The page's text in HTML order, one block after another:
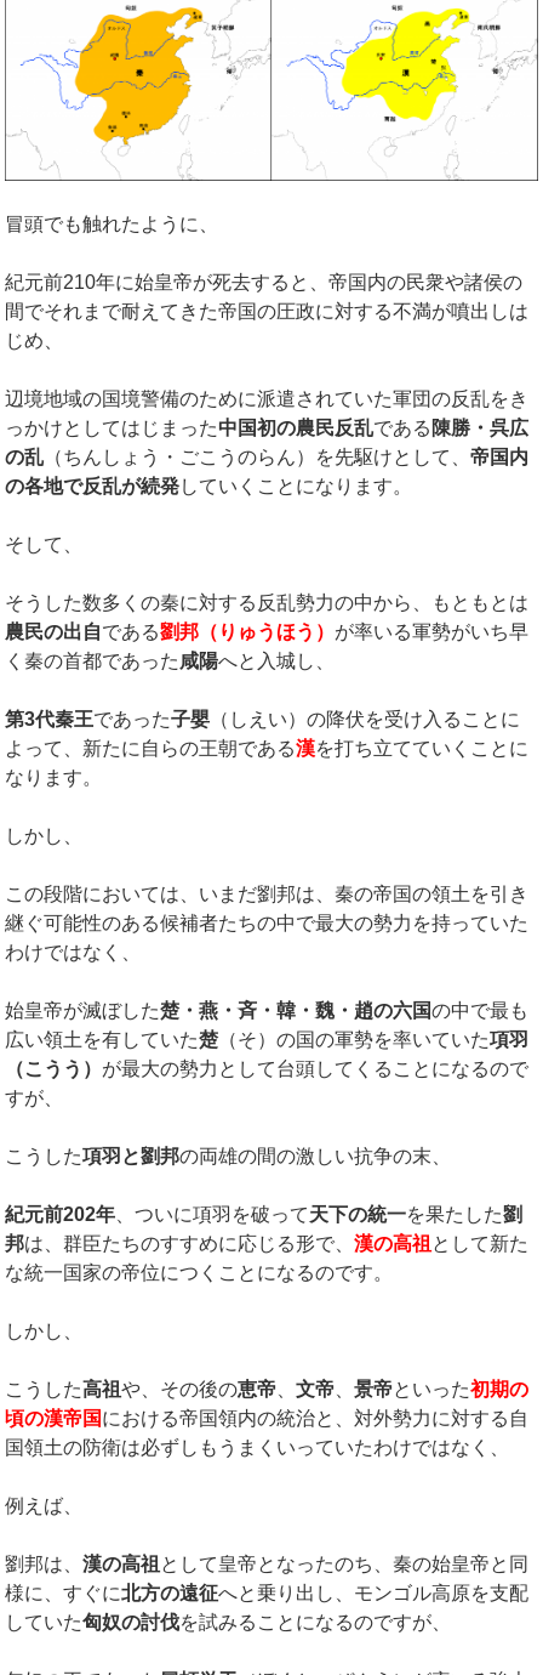
冒頭でも触れたように、
紀元前210年に始皇帝が死去すると、帝国内の民衆や諸侯の
間でそれまで耐えてきた帝国の圧政に対する不満が噴出しは
じめ、
辺境地域の国境警備のために派遣されていた軍団の反乱をき
っかけとしてはじまった中国初の農民反乱である 陳勝・呉広
の乱 （ちんしょう・ごこうのらん）を先駆けとして、帝国内
の各地で反乱が続発していくことになります。
そして、
そうした数多くの秦に対する反乱勢力の中から、もともとは
農民の出自である劉邦（りゅうほう） が率いる軍勢がいち早
く秦の首都であった 咸陽へと入城し、
第3代秦王であった子嬰 （しえい）の降伏を受け入ることに
よって、新たに自らの王朝である漢を打ち立てていくことに
なります。
しかし、
この段階においては、いまだ劉邦は、秦の帝国の領土を引き
継ぐ可能性のある候補者たちの中で最大の勢力を持っていた
わけではなく、
始皇帝が滅ぼした楚・燕・斉・韓・魏・趙の六国の中で最も
広い領土を有していた楚 （そ）の国の軍勢を率いていた項羽
（こうう） が最大の勢力として台頭してくることになるので
すが、
こうした項羽と劉邦の両雄の間の激しい抗争の末、
紀元前202年 、ついに項羽を破って天下の統一を果たした劉
邦は、群臣たちのすすめに応じる形で、漢の高祖 として新た
な統一国家の帝位につくことになるのです。
しかし、
こうした高祖や、その後の恵帝 、文帝 、景帝といった初期の
頃の漢帝国における帝国領内の統治と、対外勢力に対する自
国領土の防衛は必ずしもうまくいっていたわけではなく、
例えば、
劉邦は、漢の高祖 として皇帝となったのち、秦の始皇帝と同
様に、すぐに北方の遠征へと乗り出し、モンゴル高原を支配
していた匈奴の討伐を試みることになるのですが、